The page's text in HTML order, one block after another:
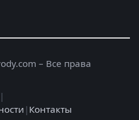
– Все права
|
| Контакты